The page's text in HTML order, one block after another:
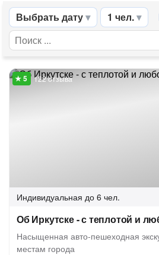
Выбрать дату 1 чел.
122 отзыва
Индивидуальная до 6 чел.
Об Иркутске - с теплотой и
Насыщенная авто-пешеходная
местам города